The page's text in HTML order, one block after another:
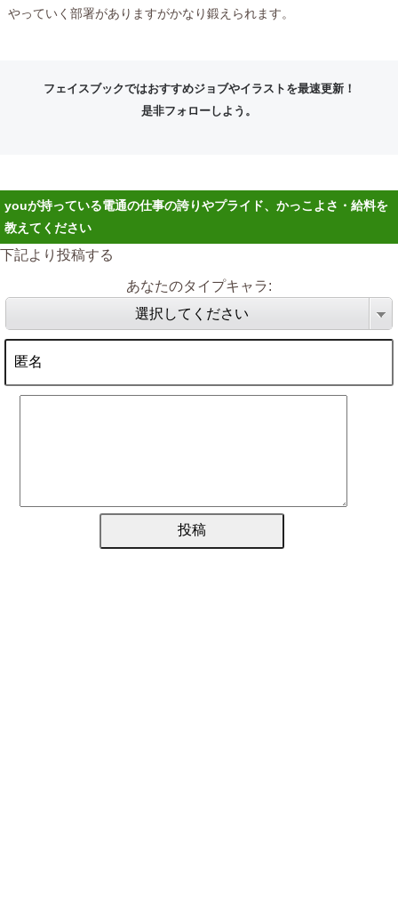
やっていく部署がありますがかなり鍛えられます。
フェイスブックではおすすめジョブやイラストを最速更新！
是非フォローしよう。
youが持っている電通の仕事の誇りやプライド、かっこよさ・給料を
教えてください
下記より投稿する
あなたのタイプキャラ:
選択してください